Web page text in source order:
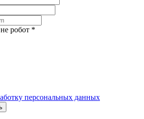
робот *
персональных данных